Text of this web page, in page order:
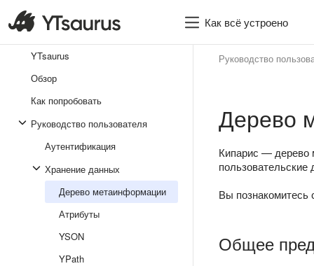
Как всё устроено
YTsaurus
Обзор
Как попробовать
Руководство пользователя
Аутентификация
Хранение данных
Дерево метаинформации
Атрибуты
YSON
YPath
Руководство
Дерево
Кипарис — дерево
пользовательские
Вы познакомитесь
Общее